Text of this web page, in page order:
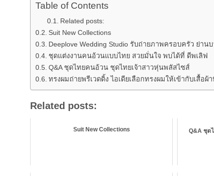
Table of Contents
Related posts:
Suit New Collections
Deeplove Wedding Studio รับถ่ายภาพครอบครัว ย่านบ
ชุดแต่งงานคนอ้วนแบบไทย สวยมั่นใจ พบได้ที่ ดีพเลิฟ
Q&A ชุดไทยคนอ้วน ชุดไทยเจ้าสาวหุ่นพลัสไซส์
ทรงผมถ่ายพรีเวดดิ้ง ไอเดียเลือกทรงผมให้เข้ากับเสื้อผ้
Related posts:
Suit New Collections Q&A ชุด